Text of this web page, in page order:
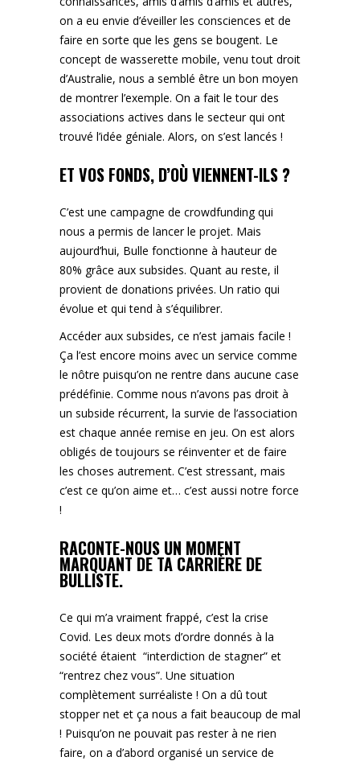
on a eu envie d’éveiller les consciences et de
faire en sorte que les gens se bougent. Le
concept de wasserette mobile, venu tout droit
d’Australie, nous a semblé être un bon moyen
de montrer l’exemple. On a fait le tour des
associations actives dans le secteur qui ont
trouvé l’idée géniale. Alors, on s’est lancés !
ET VOS FONDS, D’OÙ VIENNENT-ILS ?
C’est une campagne de crowdfunding qui
nous a permis de lancer le projet. Mais
aujourd’hui, Bulle fonctionne à hauteur de
80% grâce aux subsides. Quant au reste, il
provient de donations privées. Un ratio qui
évolue et qui tend à s’équilibrer.
Accéder aux subsides, ce n’est jamais facile !
Ça l’est encore moins avec un service comme
le nôtre puisqu’on ne rentre dans aucune case
prédéfinie. Comme nous n’avons pas droit à
un subside récurrent, la survie de l’association
est chaque année remise en jeu. On est alors
obligés de toujours se réinventer et de faire
les choses autrement. C’est stressant, mais
c’est ce qu’on aime et… c’est aussi notre force
!
RACONTE-NOUS UN MOMENT
MARQUANT DE TA CARRIÈRE DE
BULLISTE.
Ce qui m’a vraiment frappé, c’est la crise
Covid. Les deux mots d’ordre donnés à la
société étaient “interdiction de stagner” et
“rentrez chez vous”. Une situation
complètement surréaliste ! On a dû tout
stopper net et ça nous a fait beaucoup de mal
! Puisqu’on ne pouvait pas rester à ne rien
faire, on a d’abord organisé un service de